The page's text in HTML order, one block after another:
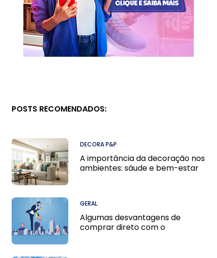
POSTS RECOMENDADOS:
DECORA P&P
A importância da decoração nos
ambientes: sáude e bem-estar
GERAL
Algumas desvantagens de
comprar direto com o